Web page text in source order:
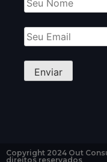
Copyright 2024 Out
direitos reservados